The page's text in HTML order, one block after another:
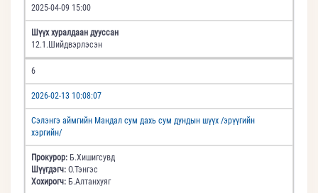
2025-04-09 15:00
Шүүх хуралдаан дууссан
12.1.Шийдвэрлэсэн
6
2026-02-13 10:08:07
Сэлэнгэ аймгийн Мандал сум дахь сум дундын шүүх /эрүүгийн
хэргийн/
Прокурор: Б.Хишигсувд
Шүүгдэгч: О.Тэнгэс
Хохирогч: Б.Алтанхуяг